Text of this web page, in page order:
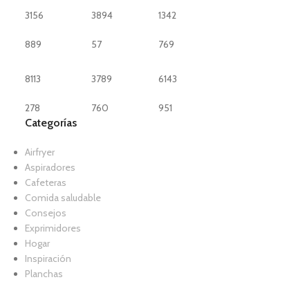
3156
889
3894
57
1342
769
8113
278
3789
760
6143
951
Categorías
Airfryer
Aspiradores
Cafeteras
Comida saludable
Consejos
Exprimidores
Hogar
Inspiración
Planchas